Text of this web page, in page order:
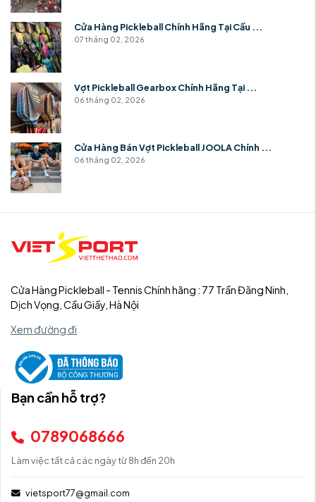
Cửa Hàng Pickleball Chính Hãng Tại Cầu ...
07 tháng 02, 2026
Vợt Pickleball Gearbox Chính Hãng Tại ...
06 tháng 02, 2026
Cửa Hàng Bán Vợt Pickleball JOOLA Chính ...
06 tháng 02, 2026
Cửa Hàng Pickleball - Tennis Chính hãng : 77 Trần Đăng Ninh,
Dịch Vọng, Cầu Giấy, Hà Nội
Xem đường đi
Bạn cần hỗ trợ?
0789068666
Làm việc tất cả các ngày từ 8h đến 20h
vietsport77@gmail.com